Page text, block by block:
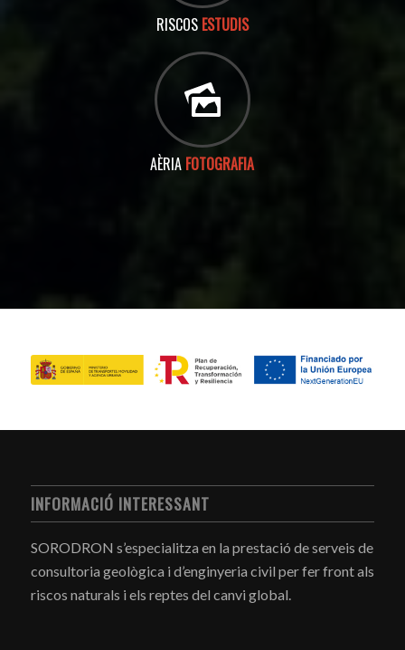
RISCOS ESTUDIS
AÈRIA FOTOGRAFIA
INFORMACIÓ INTERESSANT
SORODRON s’especialitza en la prestació de serveis de
consultoria geològica i d’enginyeria civil per fer front als
riscos naturals i els reptes del canvi global.